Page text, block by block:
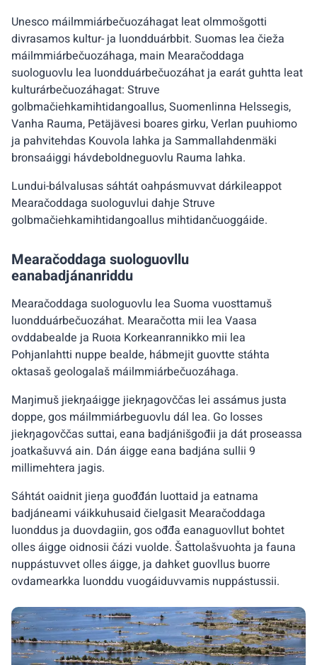
Unesco máilmmiárbečuozáhagat leat olmmošgotti
divrasamos kultur- ja luondduárbbit. Suomas lea čieža
máilmmiárbečuozáhaga, main Mearačoddaga
suologuovlu lea luondduárbečuozáhat ja earát guhtta leat
kulturárbečuozáhagat: Struve
golbmačiehkamihtidangoallus, Suomenlinna Helssegis,
Vanha Rauma, Petäjävesi boares girku, Verlan puuhiomo
ja pahvitehdas Kouvola lahka ja Sammallahdenmäki
bronsaáiggi hávdeboldneguovlu Rauma lahka.
Lundui-bálvalusas sáhtát oahpásmuvvat dárkileappot
Mearačoddaga suologuvlui dahje Struve
golbmačiehkamihtidangoallus mihtidančuoggáide.
Mearačoddaga suologuovllu
eanabadjánanriddu
Mearačoddaga suologuovlu lea Suoma vuosttamuš
luondduárbečuozáhat. Mearačotta mii lea Vaasa
ovddabealde ja Ruoŧa Korkeanrannikko mii lea
Pohjanlahtti nuppe bealde, hábmejit guovtte stáhta
oktasaš geologalaš máilmmiárbečuozáhaga.
Maŋimuš jiekŋaáigge jiekŋagovččas lei assámus justa
doppe, gos máilmmiárbeguovlu dál lea. Go losses
jiekŋagovččas suttai, eana badjánišgođii ja dát proseassa
joatkašuvvá ain. Dán áigge eana badjána sullii 9
millimehtera jagis.
Sáhtát oaidnit jieŋa guođđán luottaid ja eatnama
badjáneami váikkuhusaid čielgasit Mearačoddaga
luonddus ja duovdagiin, gos ođđa eanaguovllut bohtet
olles áigge oidnosii čázi vuolde. Šattolašvuohta ja fauna
nuppástuvvet olles áigge, ja dahket guovllus buorre
ovdamearkka luonddu vuogáiduvvamis nuppástussii.